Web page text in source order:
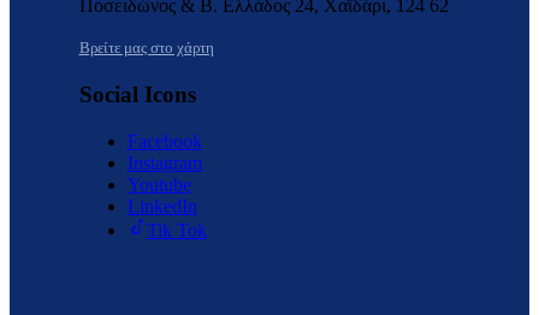
Ποσειδώνος & Β. Ελλάδος 24, Χαϊδάρι, 124 62
Βρείτε μας στο χάρτη
Social Icons
Facebook
Instagram
Youtube
LinkedIn
Tik Tok